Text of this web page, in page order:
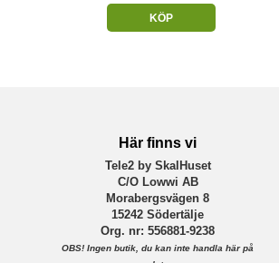
KÖP
Här finns vi
Tele2 by SkalHuset
C/O Lowwi AB
Morabergsvägen 8
15242 Södertälje
Org. nr: 556881-9238
OBS! Ingen butik, du kan inte handla här på